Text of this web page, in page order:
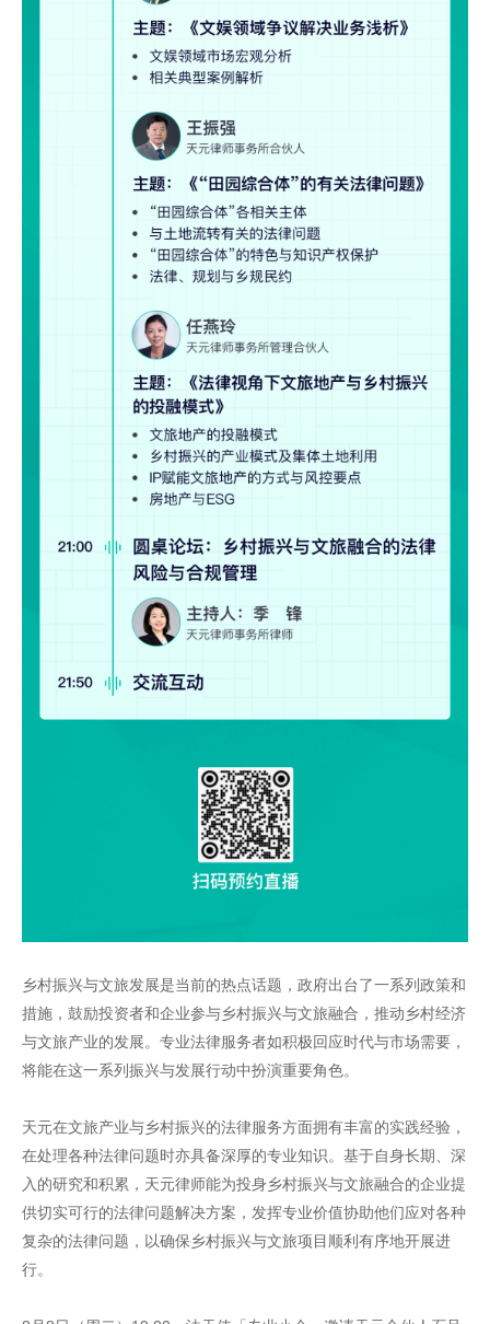
乡村振兴与文旅发展是当前的热点话题，政府出台了一系列政策和
措施，鼓励投资者和企业参与乡村振兴与文旅融合，推动乡村经济
与文旅产业的发展。专业法律服务者如积极回应时代与市场需要，
将能在这一系列振兴与发展行动中扮演重要角色。
天元在文旅产业与乡村振兴的法律服务方面拥有丰富的实践经验，
在处理各种法律问题时亦具备深厚的专业知识。基于自身长期、深
入的研究和积累，天元律师能为投身乡村振兴与文旅融合的企业提
供切实可行的法律问题解决方案，发挥专业价值协助他们应对各种
复杂的法律问题，以确保乡村振兴与文旅项目顺利有序地开展进
行。